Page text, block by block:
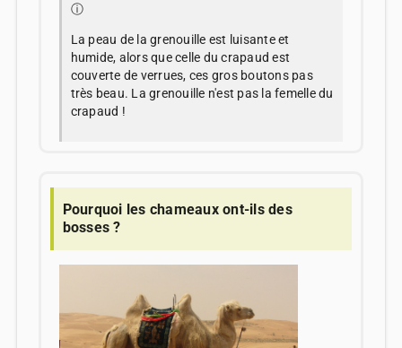
ⓘ
La peau de la grenouille est luisante et
humide, alors que celle du crapaud est
couverte de verrues, ces gros boutons pas
très beau. La grenouille n'est pas la femelle du
crapaud !
Pourquoi les chameaux ont-ils des
bosses ?